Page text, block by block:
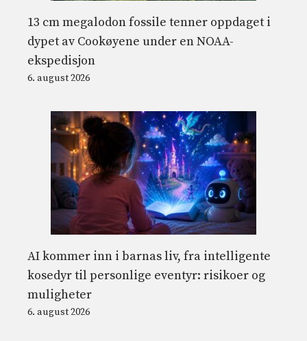
13 cm megalodon fossile tenner oppdaget i
dypet av Cookøyene under en NOAA-
ekspedisjon
6. august 2026
AI kommer inn i barnas liv, fra intelligente
kosedyr til personlige eventyr: risikoer og
muligheter
6. august 2026